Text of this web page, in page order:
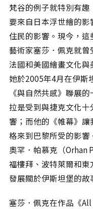
梵谷的例子就特別有
要來自日本浮世繪的
住民的影響。現今，
藝術家塞莎．佩克就曾
法國和美國繪畫文化
她於2005年4月在伊斯
《與自然共感》聯展
拉是受到與捷克文化
響；而他的《帷幕》
格來到巴黎所受的影
奧罕．帕慕克（Orhan
福樓拜、波特萊爾和
發展關於伊斯坦堡的故
塞莎．佩克在作品《